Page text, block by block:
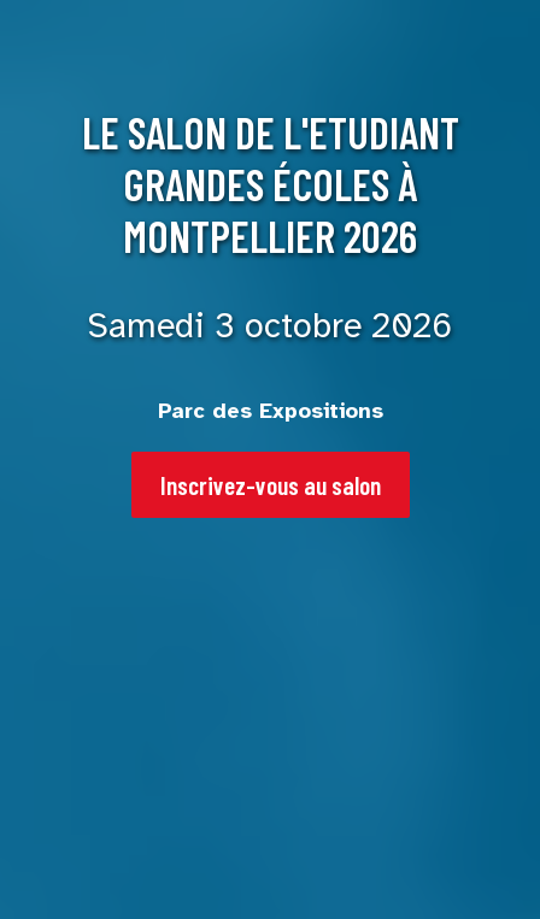
LE SALON DE L'ETUDIANT
GRANDES ÉCOLES À
MONTPELLIER 2026
Samedi 3 octobre 2026
Parc des Expositions
Inscrivez-vous au salon